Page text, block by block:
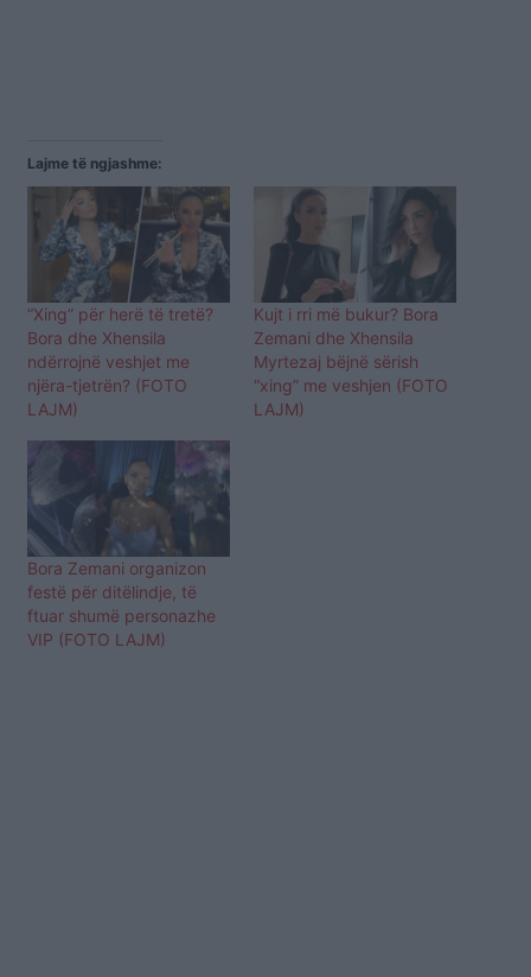
Lajme të ngjashme:
“Xing” për herë të tretë?
Bora dhe Xhensila
ndërrojnë veshjet me
njëra-tjetrën? (FOTO
LAJM)
Kujt i rri më bukur? Bora
Zemani dhe Xhensila
Myrtezaj bëjnë sërish
“xing” me veshjen (FOTO
LAJM)
Bora Zemani organizon
festë për ditëlindje, të
ftuar shumë personazhe
VIP (FOTO LAJM)